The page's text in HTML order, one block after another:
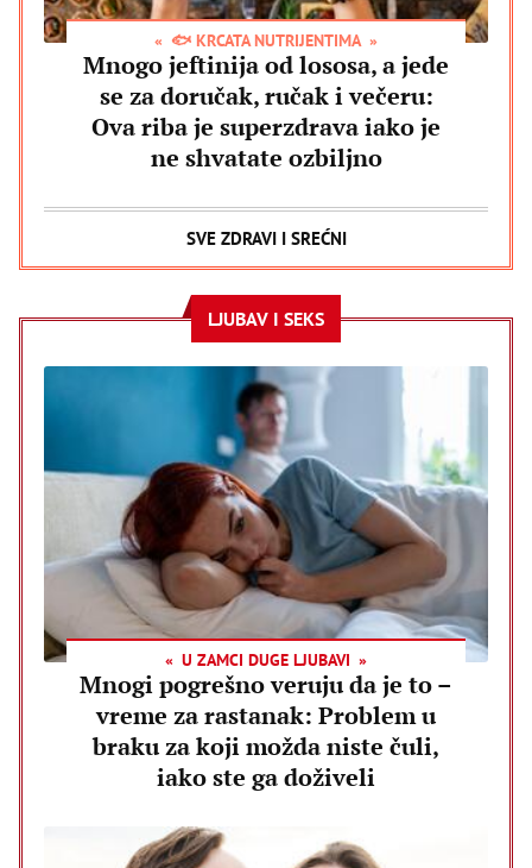
🐟 KRCATA NUTRIJENTIMA
Mnogo jeftinija od lososa, a jede
se za doručak, ručak i večeru:
Ova riba je superzdrava iako je
ne shvatate ozbiljno
SVE ZDRAVI I SREĆNI
LJUBAV I SEKS
U ZAMCI DUGE LJUBAVI
Mnogi pogrešno veruju da je to –
vreme za rastanak: Problem u
braku za koji možda niste čuli,
iako ste ga doživeli